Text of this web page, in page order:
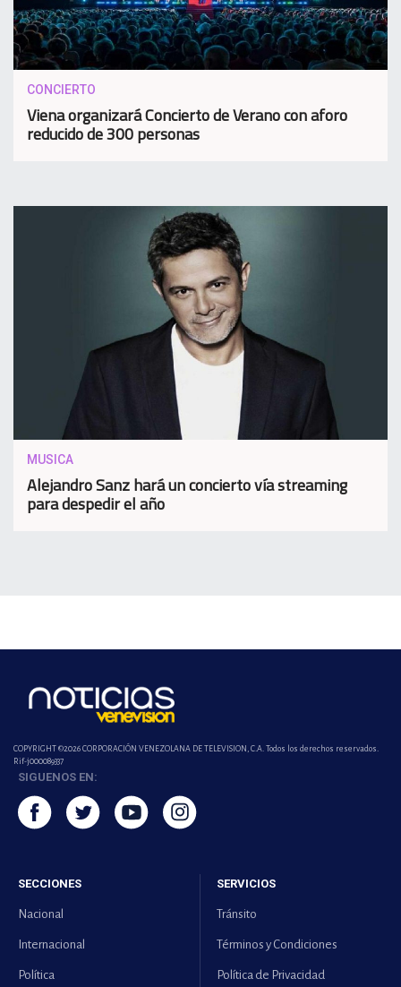
CONCIERTO
Viena organizará Concierto de Verano con aforo
reducido de 300 personas
MUSICA
Alejandro Sanz hará un concierto vía streaming
para despedir el año
COPYRIGHT ©2026 CORPORACIÓN VENEZOLANA DE TELEVISION, C.A. Todos los derechos reservados.
Rif-j000089337
SIGUENOS EN:
SECCIONES
Nacional
Internacional
Política
SERVICIOS
Tránsito
Términos y Condiciones
Política de Privacidad